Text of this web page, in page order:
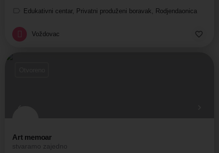
Edukativni centar, Privatni produženi boravak, Rodjendaonica
Voždovac
Art memoar
stvaramo zajedno